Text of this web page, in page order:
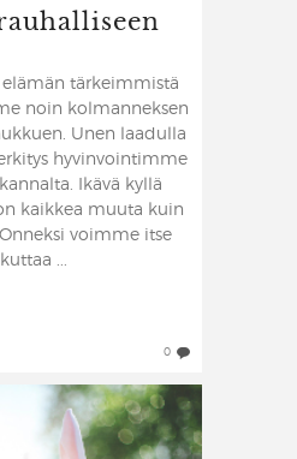
elämän tärkeimmistä
noin kolmanneksen
Unen laadulla
hyvinvointimme
Ikävä kyllä
kaikkea muuta kuin
Onneksi voimme itse
...
0